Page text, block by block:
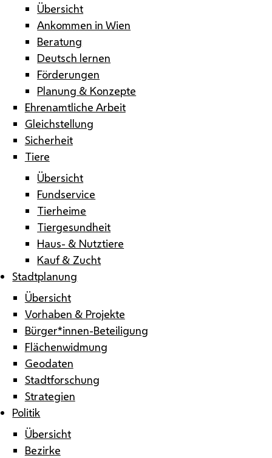
Übersicht
Ankommen in Wien
Beratung
Deutsch lernen
Förderungen
Planung & Konzepte
Ehrenamtliche Arbeit
Gleichstellung
Sicherheit
Tiere
Übersicht
Fundservice
Tierheime
Tiergesundheit
Haus- & Nutztiere
Kauf & Zucht
Stadtplanung
Übersicht
Vorhaben & Projekte
Bürger*innen-Beteiligung
Flächenwidmung
Geodaten
Stadtforschung
Strategien
Politik
Übersicht
Bezirke